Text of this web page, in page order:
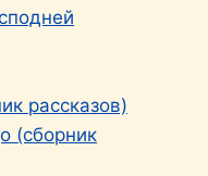
рассказов)
(сборник